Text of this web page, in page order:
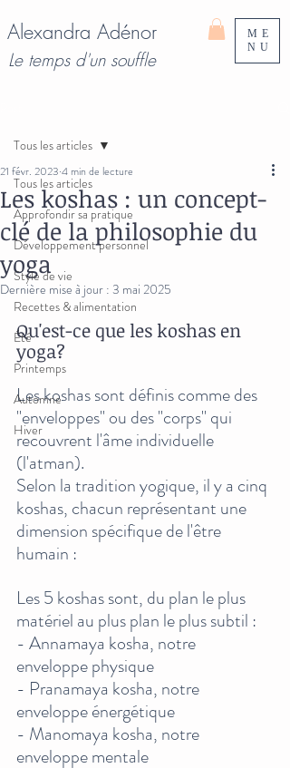
Alexandra Adénor
Le temps d'un souffle
ME
NU
Tous les articles
Approfondir sa pratique
Développement personnel
Style de vie
Recettes & alimentation
Été
Printemps
Automne
Hiver
Tous les articles
Les koshas : un concept-
clé de la philosophie du
yoga
21 févr. 2023 4 min de lecture
Dernière mise à jour : 3 mai 2025
Qu'est-ce que les koshas en
yoga?
Les koshas sont définis comme des
"enveloppes" ou des "corps" qui
recouvrent l'âme individuelle
(l'atman).
Selon la tradition yogique, il y a cinq
koshas, chacun représentant une
dimension spécifique de l'être
humain :
Les 5 koshas sont, du plan le plus
matériel au plus plan le plus subtil :
- Annamaya kosha, notre
enveloppe physique
- Pranamaya kosha, notre
enveloppe énergétique
- Manomaya kosha, notre
enveloppe mentale